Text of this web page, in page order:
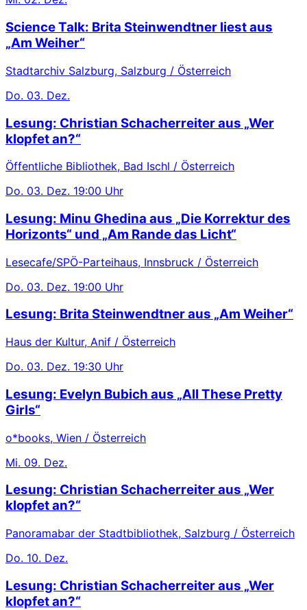
Science Talk: Brita Steinwendtner liest aus
„Am Weiher“
Stadtarchiv Salzburg, Salzburg / Österreich
Do. 03. Dez.
Lesung: Christian Schacherreiter aus „Wer
klopfet an?“
Öffentliche Bibliothek, Bad Ischl / Österreich
Do. 03. Dez. 19:00 Uhr
Lesung: Minu Ghedina aus „Die Korrektur des
Horizonts“ und „Am Rande das Licht“
Lesecafe/SPÖ-Parteihaus, Innsbruck / Österreich
Do. 03. Dez. 19:00 Uhr
Lesung: Brita Steinwendtner aus „Am Weiher“
Haus der Kultur, Anif / Österreich
Do. 03. Dez. 19:30 Uhr
Lesung: Evelyn Bubich aus „All These Pretty
Girls“
o*books, Wien / Österreich
Mi. 09. Dez.
Lesung: Christian Schacherreiter aus „Wer
klopfet an?“
Panoramabar der Stadtbibliothek, Salzburg / Österreich
Do. 10. Dez.
Lesung: Christian Schacherreiter aus „Wer
klopfet an?“